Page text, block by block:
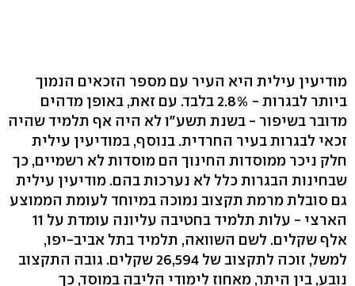
מודיעין עילית היא העיר עם מספר הזכאים הנמוך
ביותר לבגרות - 2.8% בלבד. עם זאת, באופן מדהים
מדובר בשיפור - בשנת תשע"ו לא היה אף תלמיד שהיה
זכאי לבגרות בעיר החרדית. בנוסף, במודיעין עילית
חלק ניכר ממוסדות החינוך הם מוסדות לא רשמיים, כך
שבחינות הבגרות כלל לא נערכות בהם. מודיעין עילית
גם סובלת מרמת תקצוב נמוכה במיוחד לעומת הממוצע
הארצי - עלות תלמיד בחטיבה עליונה עומדת על 11
אלף שקלים. לשם השוואה, תלמיד בתל אביב-יפו,
למשל, זוכה לתקצוב של 26,594 שקלים. גובה התקצוב
נובע, בין היתר, מאחוז לימודי הליבה במוסד, כך